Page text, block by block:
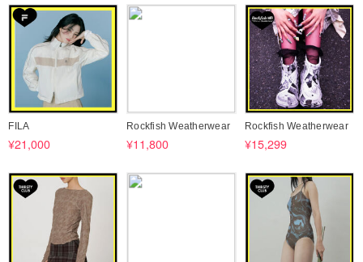
FILA
¥21,000
Rockfish Weatherwear
¥11,800
Rockfish Weatherwear
¥15,299